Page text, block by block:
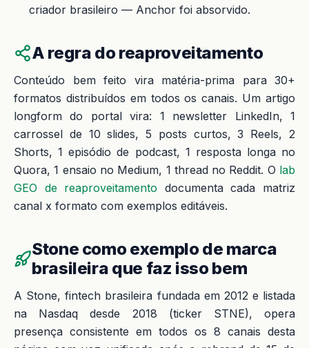
criador brasileiro — Anchor foi absorvido.
A regra do reaproveitamento
Conteúdo bem feito vira matéria-prima para 30+
formatos distribuídos em todos os canais. Um artigo
longform do portal vira: 1 newsletter LinkedIn, 1
carrossel de 10 slides, 5 posts curtos, 3 Reels, 2
Shorts, 1 episódio de podcast, 1 resposta longa no
Quora, 1 ensaio no Medium, 1 thread no Reddit. O lab
GEO de reaproveitamento documenta cada matriz
canal x formato com exemplos editáveis.
Stone como exemplo de marca
brasileira que faz isso bem
A Stone, fintech brasileira fundada em 2012 e listada
na Nasdaq desde 2018 (ticker STNE), opera
presença consistente em todos os 8 canais desta